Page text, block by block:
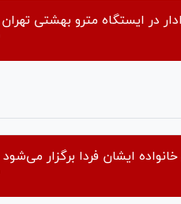
در ایستگاه مترو بهشتی تهران
ایشان فردا برگزار می‌شود